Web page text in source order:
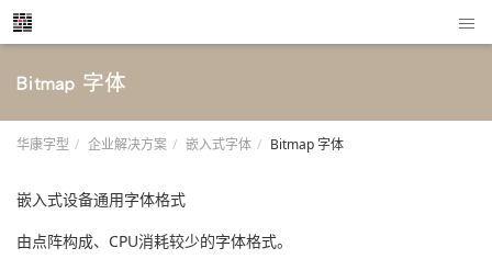
Bitmap 字体
华康字型 企业解决方案 嵌入式字体 Bitmap 字体
嵌入式设备通用字体格式
由点阵构成、CPU消耗较少的字体格式。